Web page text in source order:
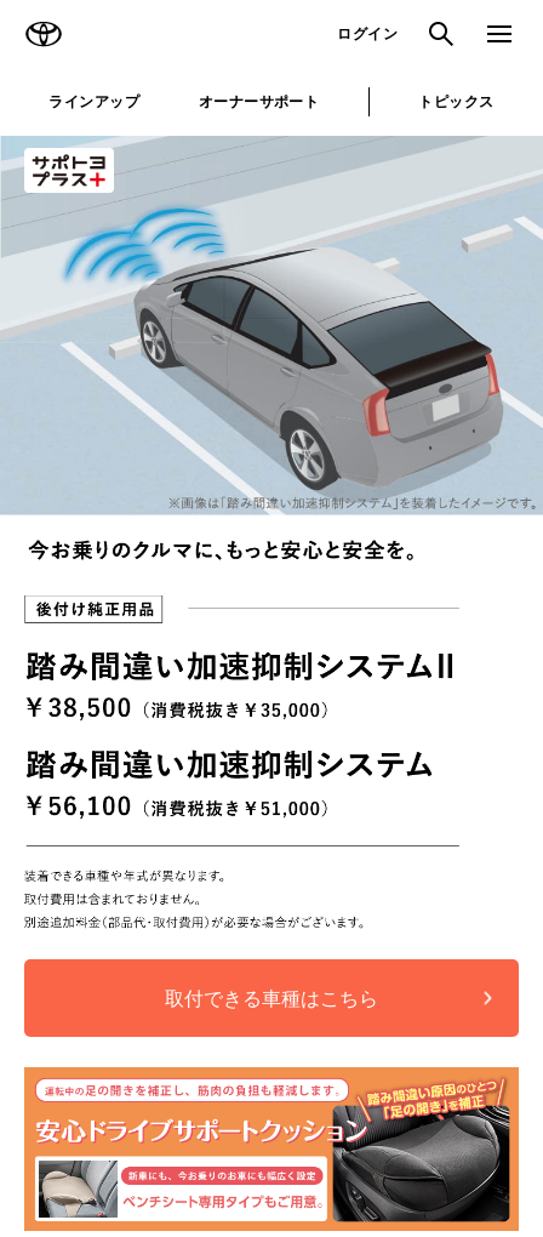
ログイン 検索 メニュ
ラインアップ オーナーサポート トピックス
取付できる車種はこちら